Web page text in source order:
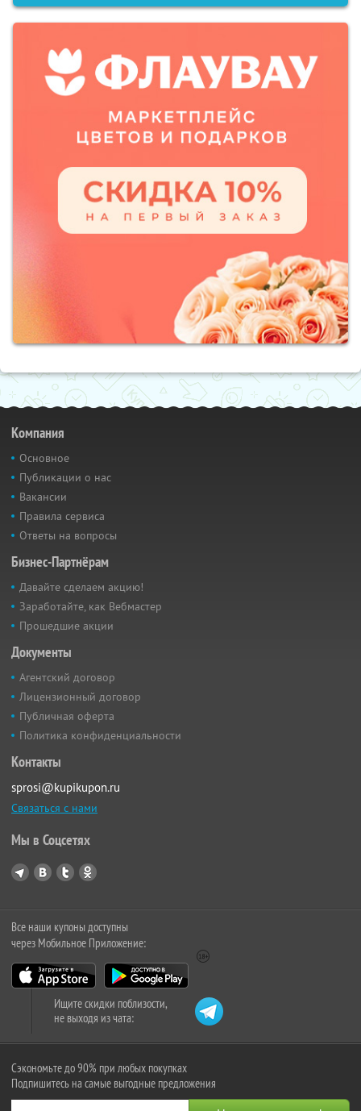
Компания
Основное
Публикации о нас
Вакансии
Правила сервиса
Ответы на вопросы
Бизнес-Партнёрам
Давайте сделаем акцию!
Заработайте, как Вебмастер
Прошедшие акции
Документы
Агентский договор
Лицензионный договор
Публичная оферта
Политика конфиденциальности
Контакты
sprosi@kupikupon.ru
Связаться с нами
Мы в Соцсетях
Все наши купоны доступны
через Мобильное Приложение:
Ищите скидки поблизости,
не выходя из чата:
Сэкономьте до 90% при любых покупках
Подпишитесь на самые выгодные предложения